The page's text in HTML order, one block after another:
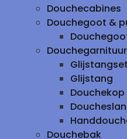
Douchecabines
Douchegoot &
Douchegarnituur
Glijstangset
Glijstang
Douchekop
Douchebak